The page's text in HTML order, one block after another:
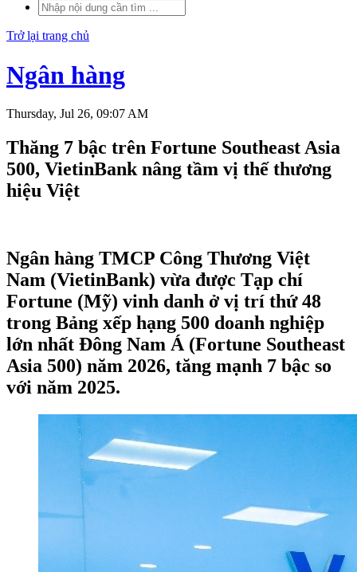
Trở lại trang chủ
Ngân hàng
Thursday, Jul 26, 09:07 AM
Thăng 7 bậc trên Fortune Southeast Asia
500, VietinBank nâng tầm vị thế thương
hiệu Việt
Ngân hàng TMCP Công Thương Việt
Nam (VietinBank) vừa được Tạp chí
Fortune (Mỹ) vinh danh ở vị trí thứ 48
trong Bảng xếp hạng 500 doanh nghiệp
lớn nhất Đông Nam Á (Fortune Southeast
Asia 500) năm 2026, tăng mạnh 7 bậc so
với năm 2025.